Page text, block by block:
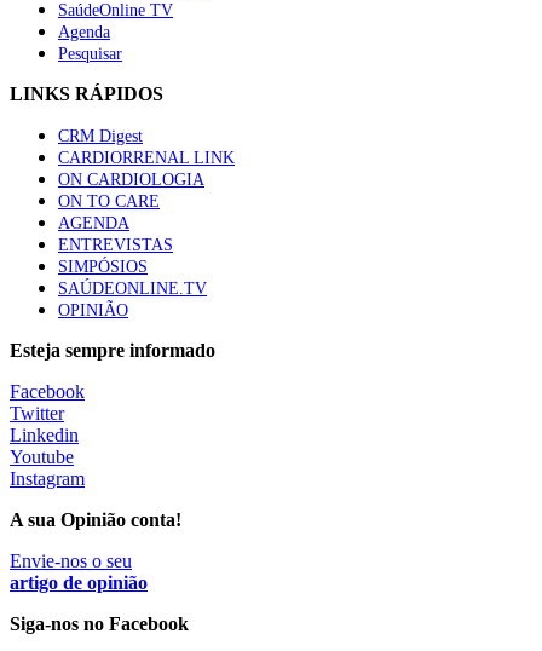
“Os programas de rastreio do cancro do pulmão são
custo-efetivos e representam um investimento
sustentável para os sistemas de saúde”
Trodelvy aprovado para primeira linha no cancro da
mama triplo negativo metastático em doentes não
elegíveis para inibidores PD-(L)1
61 visualizações
Especialistas defendem mais potássio na alimentação
para ajudar a controlar a hipertensão
MAIS NOTÍCIAS
Estudantes de Medicina representados na 79.ª World Health
Assembly
Sindicato diz que nova carreira de médicos dentistas reforça
estabilidade no SNS
SaúdeOnline TV
Agenda
Pesquisar
LINKS RÁPIDOS
CRM Digest
CARDIORRENAL LINK
ON CARDIOLOGIA
ON TO CARE
AGENDA
ENTREVISTAS
SIMPÓSIOS
SAÚDEONLINE.TV
OPINIÃO
Esteja sempre informado
Facebook
Twitter
Linkedin
Youtube
Instagram
A sua Opinião conta!
Envie-nos o seu
artigo de opinião
Siga-nos no Facebook